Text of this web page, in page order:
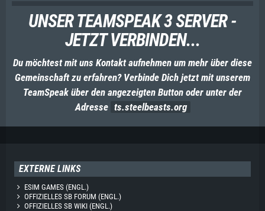
UNSER TEAMSPEAK 3 SERVER -
JETZT VERBINDEN...
Du möchtest mit uns Kontakt aufnehmen um mehr über diese
Gemeinschaft zu erfahren? Verbinde Dich jetzt mit unserem
TeamSpeak über den angezeigten Button oder unter der
Adresse ts.steelbeasts.org
EXTERNE LINKS
ESIM GAMES (ENGL.)
OFFIZIELLES SB FORUM (ENGL.)
OFFIZIELLES SB WIKI (ENGL.)